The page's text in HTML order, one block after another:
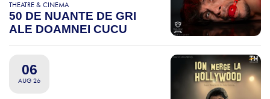
THEATRE & CINEMA
50 DE NUANTE DE GRI
ALE DOAMNEI CUCU
06
AUG 26